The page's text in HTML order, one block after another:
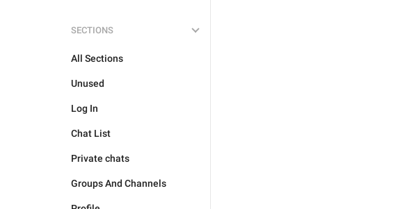
SECTIONS
All Sections
Unused
Log In
Chat List
Private chats
Groups And Channels